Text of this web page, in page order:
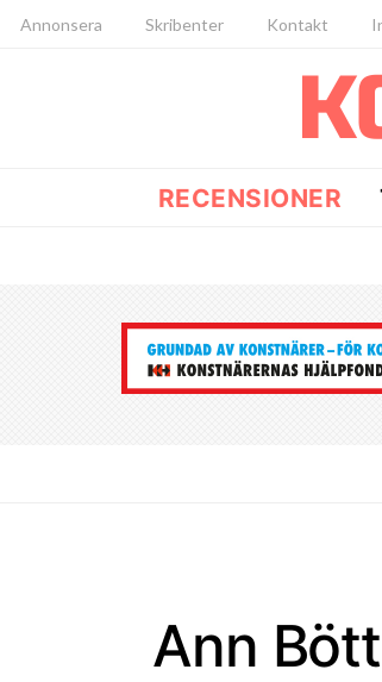
Annonsera Skribenter Kontakt
RECENSIONER
Ann